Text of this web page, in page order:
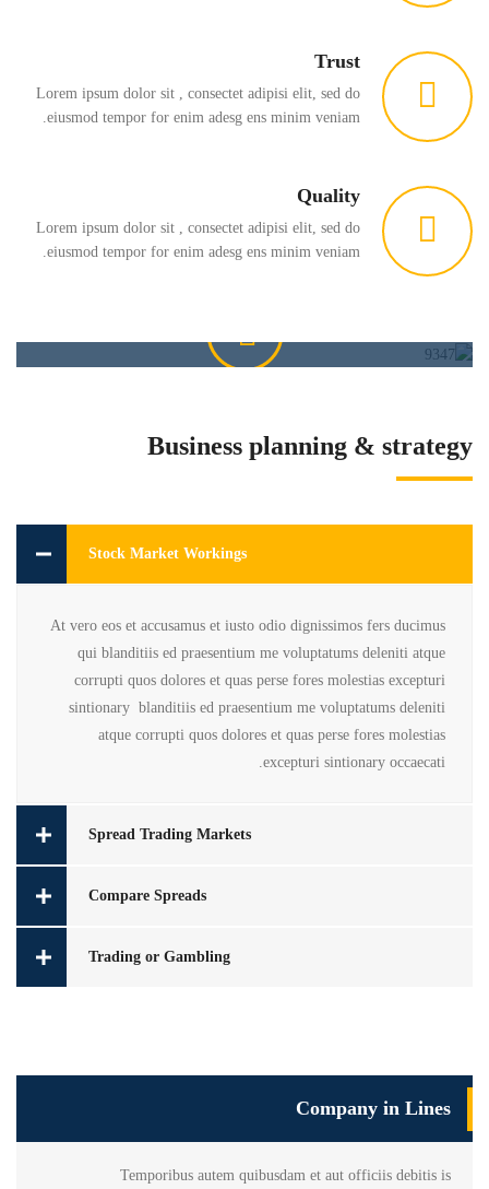
Trust
Lorem ipsum dolor sit , consectet adipisi elit, sed do
eiusmod tempor for enim adesg ens minim veniam.
Quality
Lorem ipsum dolor sit , consectet adipisi elit, sed do
eiusmod tempor for enim adesg ens minim veniam.
Business planning & strategy
Stock Market Workings
At vero eos et accusamus et iusto odio dignissimos fers ducimus
qui blanditiis ed praesentium me voluptatums deleniti atque
corrupti quos dolores et quas perse fores molestias excepturi
sintionary blanditiis ed praesentium me voluptatums deleniti
atque corrupti quos dolores et quas perse fores molestias
excepturi sintionary occaecati.
Spread Trading Markets
Compare Spreads
Trading or Gambling
Company in Lines
Temporibus autem quibusdam et aut officiis debitis is